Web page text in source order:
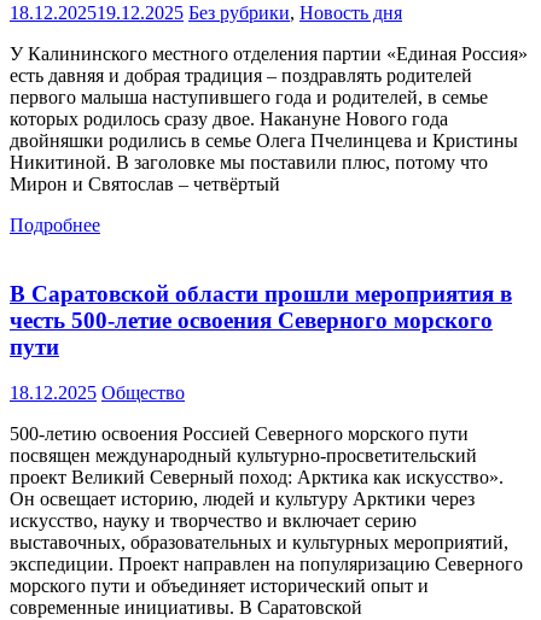
18.12.202519.12.2025 Без рубрики, Новость дня
У Калининского местного отделения партии «Единая Россия»
есть давняя и добрая традиция – поздравлять родителей
первого малыша наступившего года и родителей, в семье
которых родилось сразу двое. Накануне Нового года
двойняшки родились в семье Олега Пчелинцева и Кристины
Никитиной. В заголовке мы поставили плюс, потому что
Мирон и Святослав – четвёртый
Подробнее
В Саратовской области прошли мероприятия в
честь 500-летие освоения Северного морского
пути
18.12.2025 Общество
500-летию освоения Россией Северного морского пути
посвящен международный культурно-просветительский
проект Великий Северный поход: Арктика как искусство».
Он освещает историю, людей и культуру Арктики через
искусство, науку и творчество и включает серию
выставочных, образовательных и культурных мероприятий,
экспедиции. Проект направлен на популяризацию Северного
морского пути и объединяет исторический опыт и
современные инициативы. В Саратовской